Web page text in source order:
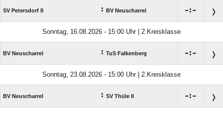
SV Petersdorf II : BV Neuscharrel :
Sonntag, 16.08.2026 - 15:00 Uhr | 2.Kreisklasse
BV Neuscharrel : TuS Falkenberg :
Sonntag, 23.08.2026 - 15:00 Uhr | 2.Kreisklasse
BV Neuscharrel : SV Thüle II :